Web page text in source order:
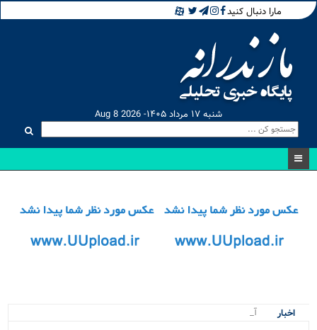
مارا دنبال کنید
شنبه ۱۷ مرداد ۱۴۰۵- Aug 8 2026
اخبار
آتش‌ سوز.